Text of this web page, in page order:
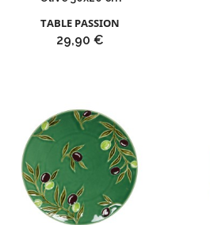
TABLE PASSION
Prix
29,90 €